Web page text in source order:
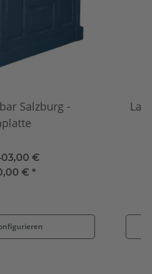
Salzburg -
€
€ *